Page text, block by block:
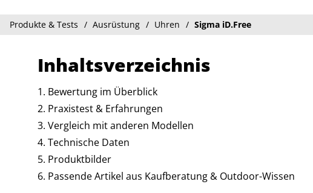
Produkte & Tests Ausrüstung Uhren Sigma iD.Free
Inhaltsverzeichnis
Bewertung im Überblick
Praxistest & Erfahrungen
Vergleich mit anderen Modellen
Technische Daten
Produktbilder
Passende Artikel aus Kaufberatung & Outdoor-Wissen